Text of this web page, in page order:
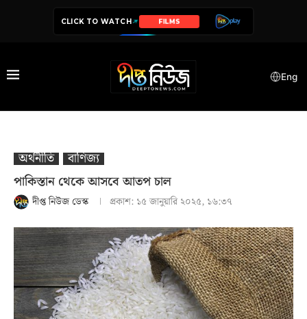
CLICK TO WATCH SERIES
Eng
অর্থনীতি
বাণিজ্য
পাকিস্তান থেকে আসবে আতপ চাল
দীপ্ত নিউজ ডেস্ক প্রকাশ: ১৫ জানুয়ারি ২০২৫, ১৬:৩৭